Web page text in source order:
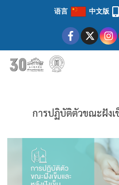
语言 中文版
การปฏิบัติตัวขณะฝังเ